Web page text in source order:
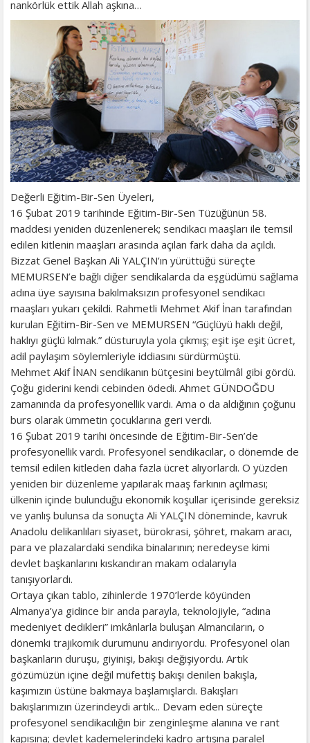
nankörlük ettik Allah aşkına…
Değerli Eğitim-Bir-Sen Üyeleri,
16 Şubat 2019 tarihinde Eğitim-Bir-Sen Tüzüğünün 58.
maddesi yeniden düzenlenerek; sendikacı maaşları ile temsil
edilen kitlenin maaşları arasında açılan fark daha da açıldı.
Bizzat Genel Başkan Ali YALÇIN’ın yürüttüğü süreçte
MEMURSEN’e bağlı diğer sendikalarda da eşgüdümü sağlama
adına üye sayısına bakılmaksızın profesyonel sendikacı
maaşları yukarı çekildi. Rahmetli Mehmet Akif İnan tarafından
kurulan Eğitim-Bir-Sen ve MEMURSEN “Güçlüyü haklı değil,
haklıyı güçlü kılmak.” düsturuyla yola çıkmış; eşit işe eşit ücret,
adil paylaşım söylemleriyle iddiasını sürdürmüştü.
Mehmet Akif İNAN sendikanın bütçesini beytülmâl gibi gördü.
Çoğu giderini kendi cebinden ödedi. Ahmet GÜNDOĞDU
zamanında da profesyonellik vardı. Ama o da aldığının çoğunu
burs olarak ümmetin çocuklarına geri verdi.
16 Şubat 2019 tarihi öncesinde de Eğitim-Bir-Sen’de
profesyonellik vardı. Profesyonel sendikacılar, o dönemde de
temsil edilen kitleden daha fazla ücret alıyorlardı. O yüzden
yeniden bir düzenleme yapılarak maaş farkının açılması;
ülkenin içinde bulunduğu ekonomik koşullar içerisinde gereksiz
ve yanlış bulunsa da sonuçta Ali YALÇIN döneminde, kavruk
Anadolu delikanlıları siyaset, bürokrasi, şöhret, makam aracı,
para ve plazalardaki sendika binalarının; neredeyse kimi
devlet başkanlarını kıskandıran makam odalarıyla
tanışıyorlardı.
Ortaya çıkan tablo, zihinlerde 1970’lerde köyünden
Almanya’ya gidince bir anda parayla, teknolojiyle, “adına
medeniyet dedikleri” imkânlarla buluşan Almancıların, o
dönemki trajikomik durumunu andırıyordu. Profesyonel olan
başkanların duruşu, giyinişi, bakışı değişiyordu. Artık
gözümüzün içine değil müfettiş bakışı denilen bakışla,
kaşımızın üstüne bakmaya başlamışlardı. Bakışları
bakışlarımızın üzerindeydi artık... Devam eden süreçte
profesyonel sendikacılığın bir zenginleşme alanına ve rant
kapısına; devlet kademelerindeki kadro artışına paralel